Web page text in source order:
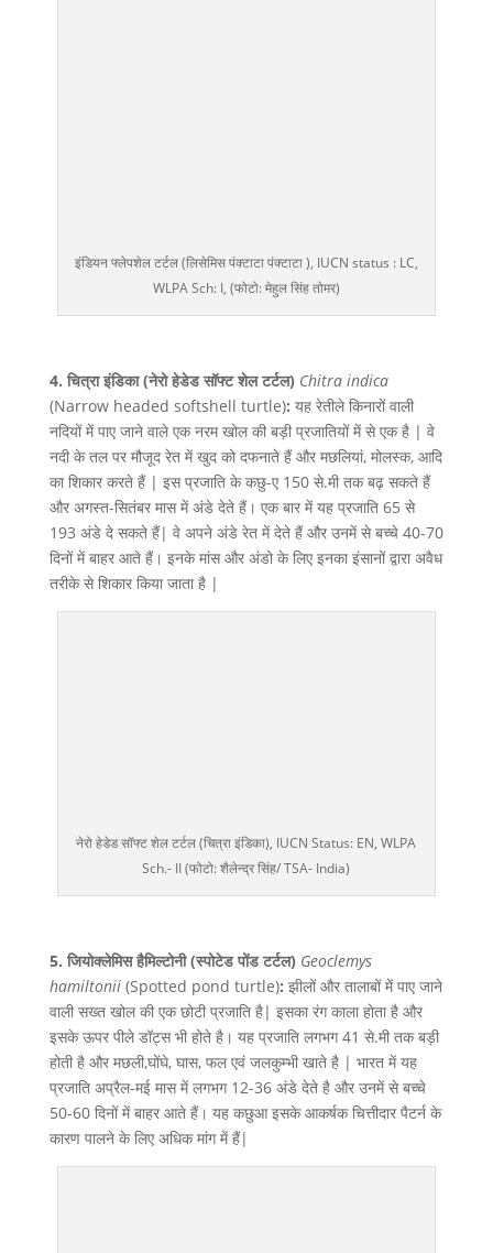
इंडियन फ्लेपशेल टर्टल (लिसेमिस पंक्टाटा पंक्टाटा ), IUCN status : LC,
WLPA Sch: I, (फोटो: मेहुल सिंह तोमर)
4. चित्रा इंडिका (नेरो हेडेड सॉफ्ट शेल टर्टल) Chitra indica
(Narrow headed softshell turtle): यह रेतीले किनारों वाली
नदियों में पाए जाने वाले एक नरम खोल की बड़ी प्रजातियों में से एक है | वे
नदी के तल पर मौजूद रेत में खुद को दफनाते हैं और मछलियां, मोलस्क, आदि
का शिकार करते हैं | इस प्रजाति के कछु-ए 150 से.मी तक बढ़ सकते हैं
और अगस्त-सितंबर मास में अंडे देते हैं। एक बार में यह प्रजाति 65 से
193 अंडे दे सकते हैं| वे अपने अंडे रेत में देते हैं और उनमें से बच्चे 40-70
दिनों में बाहर आते हैं। इनके मांस और अंडो के लिए इनका इंसानों द्वारा अवैध
तरीके से शिकार किया जाता है |
नेरो हेडेड सॉफ्ट शेल टर्टल (चित्रा इंडिका), IUCN Status: EN, WLPA
Sch.- II (फोटो: शैलेन्द्र सिंह/ TSA- India)
5. जियोक्लेमिस हैमिल्टोनी (स्पोटेड पोंड टर्टल) Geoclemys
hamiltonii(Spotted pond turtle): झीलों और तालाबों में पाए जाने
वाली सख्त खोल की एक छोटी प्रजाति है| इसका रंग काला होता है और
इसके ऊपर पीले डॉट्स भी होते है। यह प्रजाति लगभग 41 से.मी तक बड़ी
होती है और मछली,घोंघे, घास, फल एवं जलकुम्भी खाते है | भारत में यह
प्रजाति अप्रैल-मई मास में लगभग 12-36 अंडे देते है और उनमें से बच्चे
50-60 दिनों में बाहर आते हैं। यह कछुआ इसके आकर्षक चित्तीदार पैटर्न के
कारण पालने के लिए अधिक मांग में हैं|